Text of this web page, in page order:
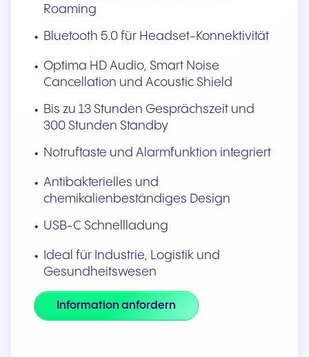
Roaming
Bluetooth 5.0 für Headset-Konnektivität
Optima HD Audio, Smart Noise
Cancellation und Acoustic Shield
Bis zu 13 Stunden Gesprächszeit und
300 Stunden Standby
Notruftaste und Alarmfunktion integriert
Antibakterielles und
chemikalienbeständiges Design
USB-C Schnellladung
Ideal für Industrie, Logistik und
Gesundheitswesen
Information anfordern